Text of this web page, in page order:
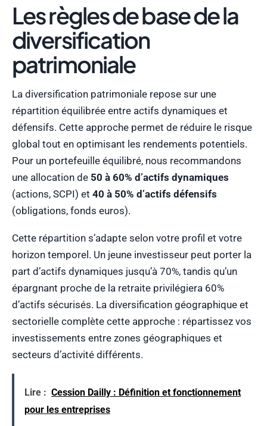
Les règles de base de la
diversification
patrimoniale
La diversification patrimoniale repose sur une
répartition équilibrée entre actifs dynamiques et
défensifs. Cette approche permet de réduire le risque
global tout en optimisant les rendements potentiels.
Pour un portefeuille équilibré, nous recommandons
une allocation de 50 à 60% d’actifs dynamiques
(actions, SCPI) et 40 à 50% d’actifs défensifs
(obligations, fonds euros).
Cette répartition s’adapte selon votre profil et votre
horizon temporel. Un jeune investisseur peut porter la
part d’actifs dynamiques jusqu’à 70%, tandis qu’un
épargnant proche de la retraite privilégiera 60%
d’actifs sécurisés. La diversification géographique et
sectorielle complète cette approche : répartissez vos
investissements entre zones géographiques et
secteurs d’activité différents.
Lire : Cession Dailly : Définition et fonctionnement
pour les entreprises